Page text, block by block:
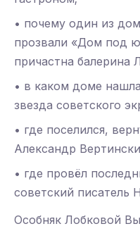
• почему один из
прозвали «Дом под
причастна балерина
• в каком доме
звезда советского
• где поселился,
Александр
• где провёл
советский писатель
Особняк Лобковой Вы